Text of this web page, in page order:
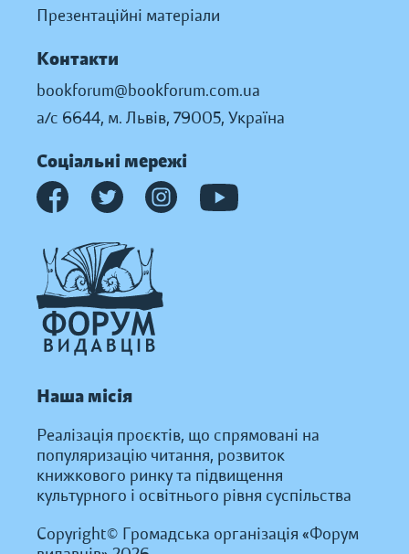
Презентаційні матеріали
Контакти
bookforum@bookforum.com.ua
а/с 6644, м. Львів, 79005, Україна
Соціальні мережі
Наша місія
Реалізація проєктів, що спрямовані на
популяризацію читання, розвиток
книжкового ринку та підвищення
культурного і освітнього рівня суспільства
Copyright© Громадська організація «Форум